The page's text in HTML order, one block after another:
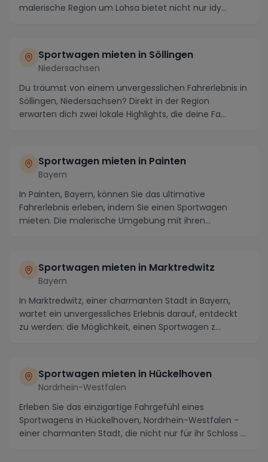
malerische Region um Lohsa bietet nicht nur idy...
Sportwagen mieten in Söllingen
Niedersachsen
Du träumst von einem unvergesslichen Fahrerlebnis in
Söllingen, Niedersachsen? Direkt in der Region
erwarten dich zwei lokale Highlights, die deine Fa...
Sportwagen mieten in Painten
Bayern
In Painten, Bayern, können Sie das ultimative
Fahrerlebnis erleben, indem Sie einen Sportwagen
mieten. Die malerische Umgebung mit ihren
Sportwagen mieten in Marktredwitz
Bayern
In Marktredwitz, einer charmanten Stadt in Bayern,
wartet ein unvergessliches Erlebnis darauf, entdeckt
zu werden: die Möglichkeit, einen Sportwagen z...
Sportwagen mieten in Hückelhoven
Nordrhein-Westfalen
Erleben Sie das einzigartige Fahrgefühl eines
Sportwagens in Hückelhoven, Nordrhein-Westfalen -
einer charmanten Stadt, die nicht nur für ihr Schloss ...